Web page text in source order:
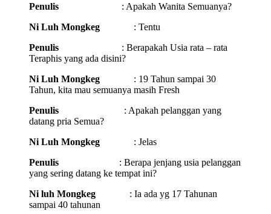
Penulis : Apakah Wanita Semuanya?
Ni Luh Mongkeg : Tentu
Penulis
: Berapakah Usia rata – rata
Teraphis yang ada disini?
Ni Luh Mongkeg : 19 Tahun sampai 30
Tahun, kita mau semuanya masih Fresh
Penulis : Apakah pelanggan yang
datang pria Semua?
Ni Luh Mongkeg : Jelas
Penulis : Berapa jenjang usia pelanggan
yang sering datang ke tempat ini?
Ni luh Mongkeg : Ia ada yg 17 Tahunan
sampai 40 tahunan